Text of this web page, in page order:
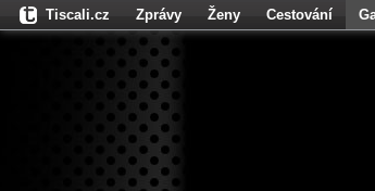
Tiscali.cz Zprávy Ženy Cestování
Fights.cz